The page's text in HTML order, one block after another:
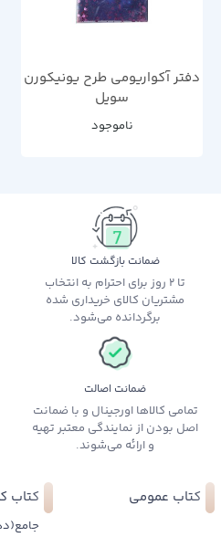
دفتر آکواریومی طرح یونیکورن
سویل
ناموجود
ضمانت بازگشت کالا
تا 2 روز برای احترام به انتخاب
مشتریان کالای خریداری شده
برگردانده می‌شود.
ضمانت اصالت
تمامی کالاها اورجینال و با ضمانت
اصل بودن از نمایندگی معتبر تهیه
و ارائه می‌شوند.
کتاب عمومی کتاب